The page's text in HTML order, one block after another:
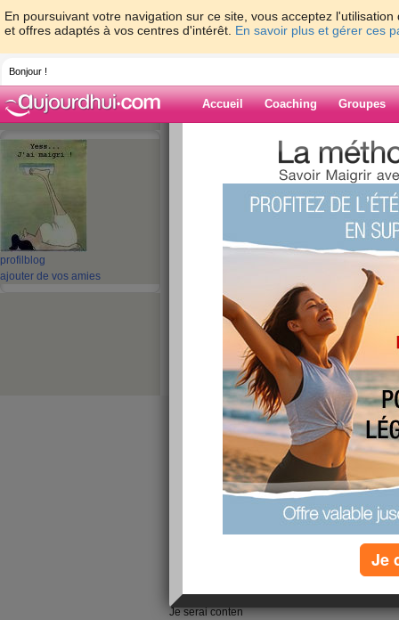
En poursuivant votre navigation sur ce site, vous acceptez
et offres adaptés à vos centres d'intérêt. En savoir plus et gérer ces
Bonjour !
Accueil Coaching Groupes
profil blog
ajouter de vos amies
>
Blog de gladdys
21 - 27 »
‹ Préc. 11 12 13 14 15
Mon bilan positif
publié le 03/06/2009 à 22:34
Pour le mois de MAI :
Je suis fière de moi car j'ai pris rendez vous
que je m'y mets vraiment.
Je suis contente car je suis devenue plus
Je suis satisfaite car j'ai redressé la tête au
et je suis reconnaissante à la vie car j'ai un
Je serai conten
Je